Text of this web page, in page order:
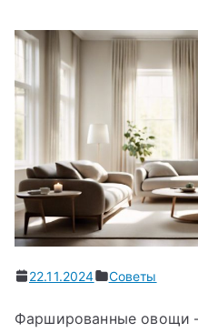
22.11.2024 Советы
Фаршированные овощи